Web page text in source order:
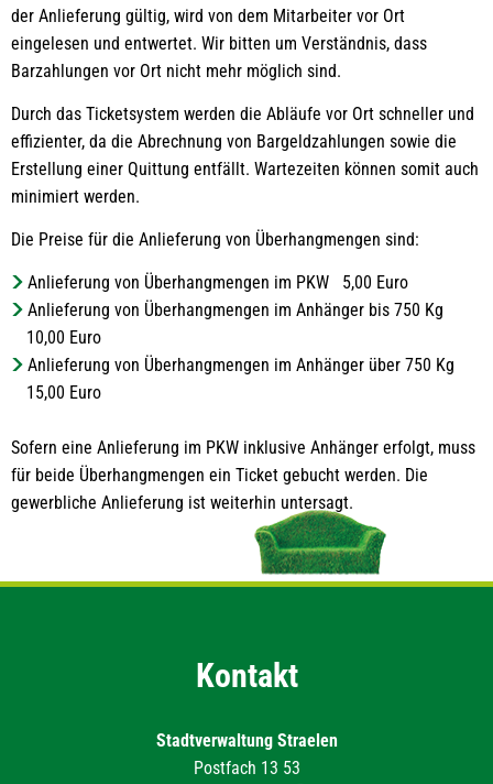
der Anlieferung gültig, wird von dem Mitarbeiter vor Ort
eingelesen und entwertet. Wir bitten um Verständnis, dass
Barzahlungen vor Ort nicht mehr möglich sind.
Durch das Ticketsystem werden die Abläufe vor Ort schneller und
effizienter, da die Abrechnung von Bargeldzahlungen sowie die
Erstellung einer Quittung entfällt. Wartezeiten können somit auch
minimiert werden.
Die Preise für die Anlieferung von Überhangmengen sind:
Anlieferung von Überhangmengen im PKW 5,00 Euro
Anlieferung von Überhangmengen im Anhänger bis 750 Kg
10,00 Euro
Anlieferung von Überhangmengen im Anhänger über 750 Kg
15,00 Euro
Sofern eine Anlieferung im PKW inklusive Anhänger erfolgt, muss
für beide Überhangmengen ein Ticket gebucht werden. Die
gewerbliche Anlieferung ist weiterhin untersagt.
Kontakt
Stadtverwaltung Straelen
Postfach 13 53